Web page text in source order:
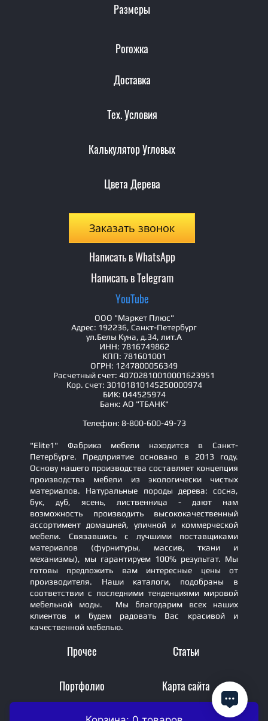
Размеры
Рогожка
Доставка
Тех. Условия
Калькулятор Угловых
Цвета Дерева
Заказать звонок
Написать в WhatsApp
Написать в Telegram
YouTube
ООО "Маркет Плюс"
Адрес: 192236, Санкт-Петербург
ул.Белы Куна, д.34, лит.А
ИНН: 7816749862
КПП: 781601001
ОГРН: 1247800056349
Расчетный счет: 40702810010001623951
Кор. счет: 30101810145250000974
БИК: 044525974
Банк: АО "ТБАНК"
Телефон: 8-800-600-49-73
"Elite1" Фабрика мебели находится в Санкт-
Петербурге. Предприятие основано в 2013 году.
Основу нашего производства составляет концепция
производства мебели из экологически чистых
материалов. Натуральные породы дерева: сосна,
бук, дуб, ясень, лиственница - дают нам
возможность производить высококачественный
ассортимент домашней, уличной и коммерческой
мебели. Связавшись с лучшими поставщиками
материалов (фурнитуры, массив, ткани и
механизмы), мы гарантируем 100% результат. Мы
готовы предложить вам интересные цены от
производителя. Наши каталоги, подобраны в
соответствии с последними тенденциями мировой
мебельной моды. Мы благодарим всех наших
клиентов и будем радовать Вас красивой и
качественной мебелью.
Прочее Статьи
Портфолио Карта сайта